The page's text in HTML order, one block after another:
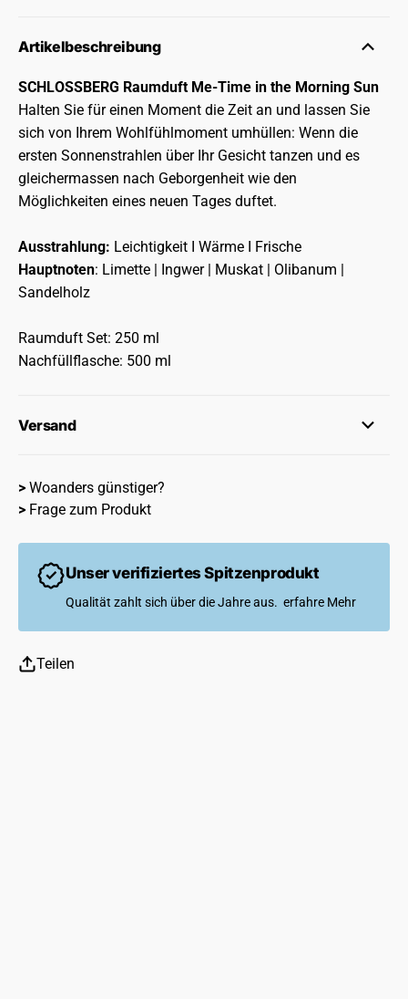
Artikelbeschreibung
SCHLOSSBERG Raumduft Me-Time in the Morning Sun
Halten Sie für einen Moment die Zeit an und lassen Sie
sich von Ihrem Wohlfühlmoment umhüllen: Wenn die
ersten Sonnenstrahlen über Ihr Gesicht tanzen und es
gleichermassen nach Geborgenheit wie den
Möglichkeiten eines neuen Tages duftet.
Ausstrahlung: Leichtigkeit I Wärme I Frische
Hauptnoten: Limette | Ingwer | Muskat | Olibanum |
Sandelholz
Raumduft Set: 250 ml
Nachfüllflasche: 500 ml
Versand
> Woanders günstiger?
> Frage zum Produkt
Unser verifiziertes Spitzenprodukt
Qualität zahlt sich über die Jahre aus. erfahre Mehr
Teilen